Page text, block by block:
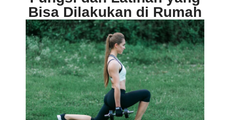
Bisa Dilakukan di Rumah